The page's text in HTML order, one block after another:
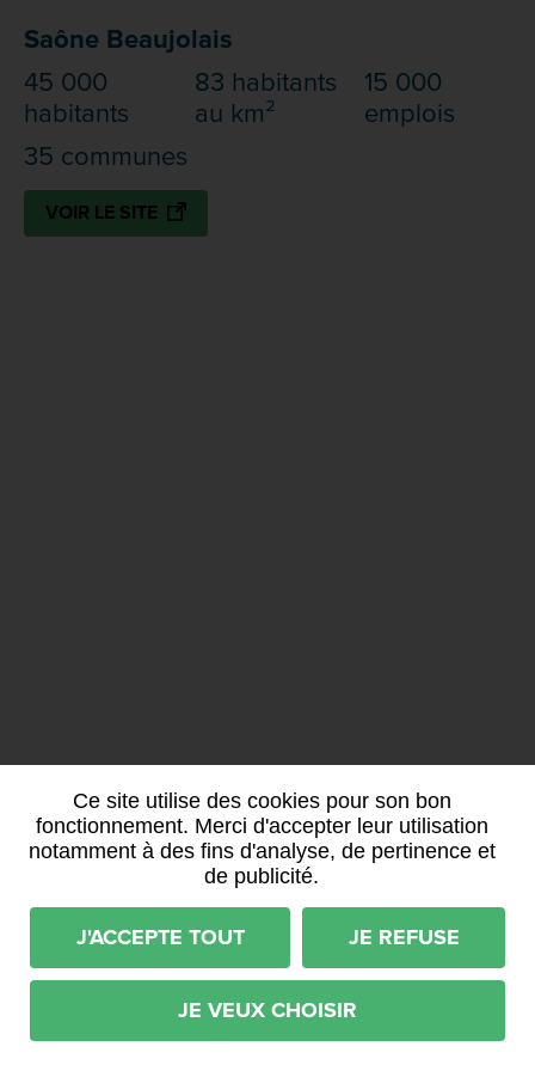
Ce site utilise des cookies pour son bon
fonctionnement. Merci d'accepter leur utilisation
notamment à des fins d'analyse, de pertinence et
de publicité.
J'ACCEPTE TOUT JE REFUSE
JE VEUX CHOISIR
Saône Beaujolais
45 000
habitants
83 habitants
au km²
15 000
emplois
35 communes
VOIR LE SITE